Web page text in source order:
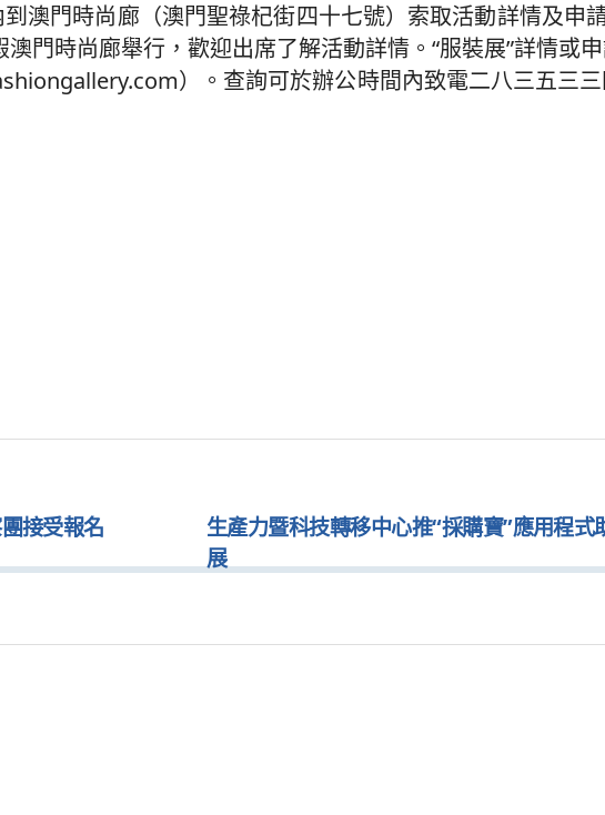
澳門時尚廊（澳門聖祿杞街四十七號）索取活動詳情及申
門時尚廊舉行，歡迎出席了解活動詳情。“服裝展”詳情或
）。查詢可於辦公時間內致電二八三五三
接受報名
生產力暨科技轉移中心推“採購寶”應用程式
展